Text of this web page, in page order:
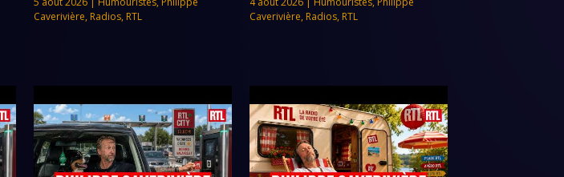
Caverivière, Radios, RTL
Caverivière, Radios, RTL